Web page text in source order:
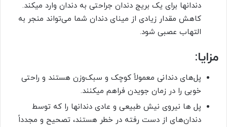
دندان­ها برای یک بریج دندان جراحتی به دندان وارد می­کند.
کاهش مقدار زیادی از مینای دندان شما می‌تواند منجر به
التهاب عصبی شود.
مزایا:
پل‌های دندانی معمولاً کوچک و سبک‌وزن هستند و راحتی
خوبی را در زمان جویدن فراهم می­کنند.
پل ها نیروی نیش طبیعی و عادی دندان­ها را که توسط
دندان‌های از دست رفته در خطر هستند، تصحیح و مجدداً